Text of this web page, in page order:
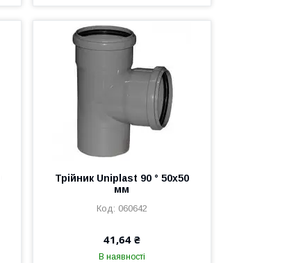
Трійник Uniplast 90 ° 50х50
мм
060642
41,64 ₴
В наявності